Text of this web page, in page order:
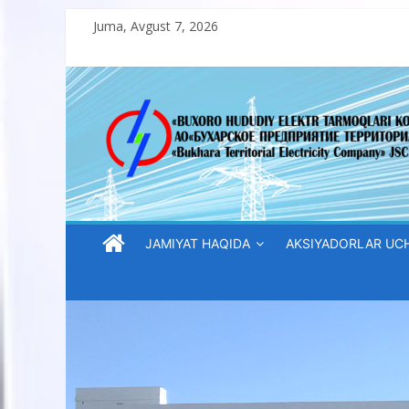
content
Juma, Avgust 7, 2026
“Buxoro
hududiy
elektr
tarmoqlari
korxonasi”
“Buxoro
JAMIYAT HAQIDA AKSIYADORLAR